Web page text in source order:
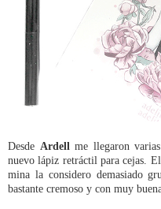
Desde Ardell me llegaron
nuevo lápiz retráctil para cejas.
mina la considero demasiado
bastante cremoso y con muy